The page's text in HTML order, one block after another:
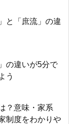
と「庶流」の違
の違いが5分で
う
？意味・家系
制度をわかりや